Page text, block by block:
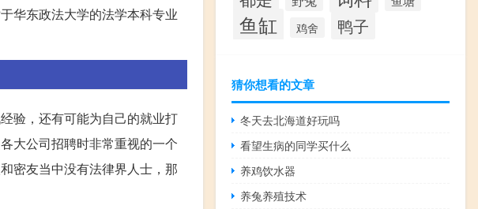
华东政法大学的法学本科专业
验，还有可能为自己的就业打
大公司招聘时非常重视的一个
密友当中没有法律界人士，那
鱼缸 鸡舍 鸭子
猜你想看的文章
冬天去北海道好玩吗
看望生病的同学买什么
养鸡饮水器
养兔养殖技术